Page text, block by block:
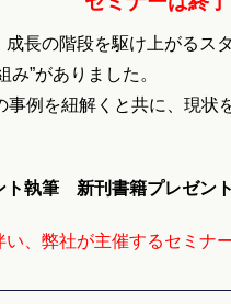
長の階段を駆け上がるス
”がありました。
例を紐解くと共に、現
ト執筆 新刊書籍プレゼント
、弊社が主催するセミナ